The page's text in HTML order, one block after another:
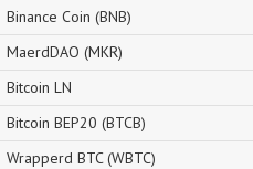
Binance Coin (BNB)
MaerdDAO (MKR)
Bitcoin LN
Bitcoin BEP20 (BTCB)
Wrapperd BTC (WBTC)